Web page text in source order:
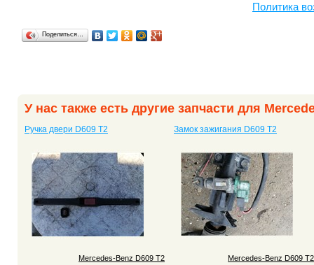
Политика
Поделиться…
У нас также есть другие запчасти для
Ручка двери D609 T2
Mercedes-Benz D609 T2
Замок зажигания D609 T2
Mercedes-Benz D609 T2